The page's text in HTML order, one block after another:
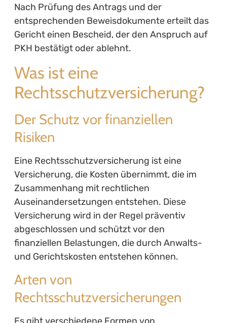
Nach Prüfung des Antrags und der
entsprechenden Beweisdokumente erteilt das
Gericht einen Bescheid, der den Anspruch auf
PKH bestätigt oder ablehnt.
Was ist eine
Rechtsschutzversicherung?
Der Schutz vor finanziellen
Risiken
Eine Rechtsschutzversicherung ist eine
Versicherung, die Kosten übernimmt, die im
Zusammenhang mit rechtlichen
Auseinandersetzungen entstehen. Diese
Versicherung wird in der Regel präventiv
abgeschlossen und schützt vor den
finanziellen Belastungen, die durch Anwalts-
und Gerichtskosten entstehen können.
Arten von
Rechtsschutzversicherungen